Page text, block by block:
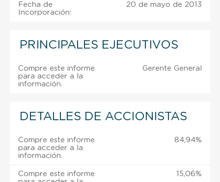
Fecha de
Incorporación:
20 de mayo de 2013
PRINCIPALES EJECUTIVOS
Compre este informe
para acceder a la
información.
Gerente General
DETALLES DE ACCIONISTAS
Compre este informe
para acceder a la
información.
84,94%
Compre este informe
15,06%